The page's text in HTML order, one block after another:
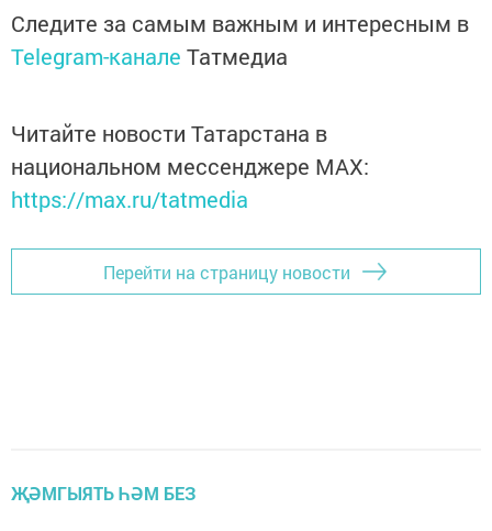
Следите за самым важным и интересным в
Telegram-канале Татмедиа
Читайте новости Татарстана в
национальном мессенджере MАХ:
https://max.ru/tatmedia
Перейти на страницу новости
ҖӘМГЫЯТЬ ҺӘМ БЕЗ